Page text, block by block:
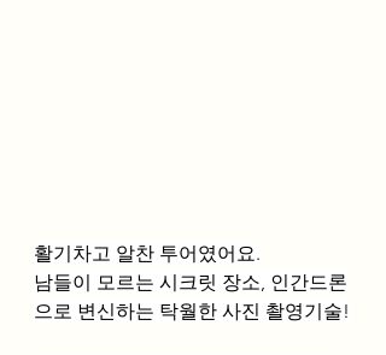
활기차고 알찬 투어였어요.
남들이 모르는 시크릿 장소, 인간드론
으로 변신하는 탁월한 사진 촬영기술!